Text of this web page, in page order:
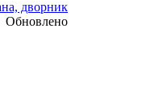
дворник
Обновлено